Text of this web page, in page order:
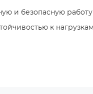
и безопасную работу
к